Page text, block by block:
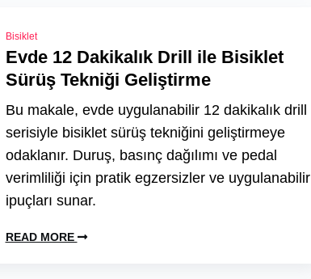
Bisiklet
Evde 12 Dakikalık Drill ile Bisiklet
Sürüş Tekniği Geliştirme
Bu makale, evde uygulanabilir 12 dakikalık drill
serisiyle bisiklet sürüş tekniğini geliştirmeye
odaklanır. Duruş, basınç dağılımı ve pedal
verimliliği için pratik egzersizler ve uygulanabilir
ipuçları sunar.
READ MORE